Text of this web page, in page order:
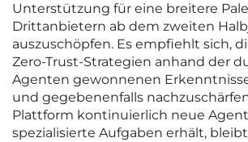
Unterstützung für eine breitere
Drittanbietern ab dem zweiten
auszuschöpfen. Es empfiehlt sich,
Zero-Trust-Strategien anhand der
Agenten gewonnenen
und gegebenenfalls
Plattform kontinuierlich neue
spezialisierte Aufgaben erhält,